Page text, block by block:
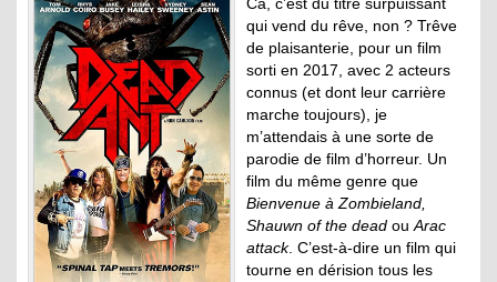
qui vend du rêve, non ? Trêve
de plaisanterie, pour un film
sorti en 2017, avec 2 acteurs
connus (et dont leur carrière
marche toujours), je
m’attendais à une sorte de
parodie de film d’horreur. Un
film du même genre que
Bienvenue à Zombieland,
Shauwn of the dead ou Arac
attack. C’est-à-dire un film qui
tourne en dérision tous les